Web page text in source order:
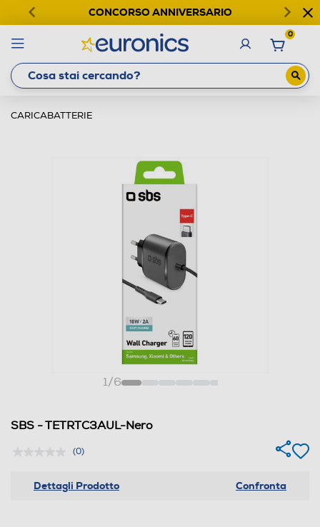
CONCORSO ANNIVERSARIO
0
CARICABATTERIE
1/6
SBS - TETRTC3AUL-Nero
(0)
Dettagli Prodotto Confronta